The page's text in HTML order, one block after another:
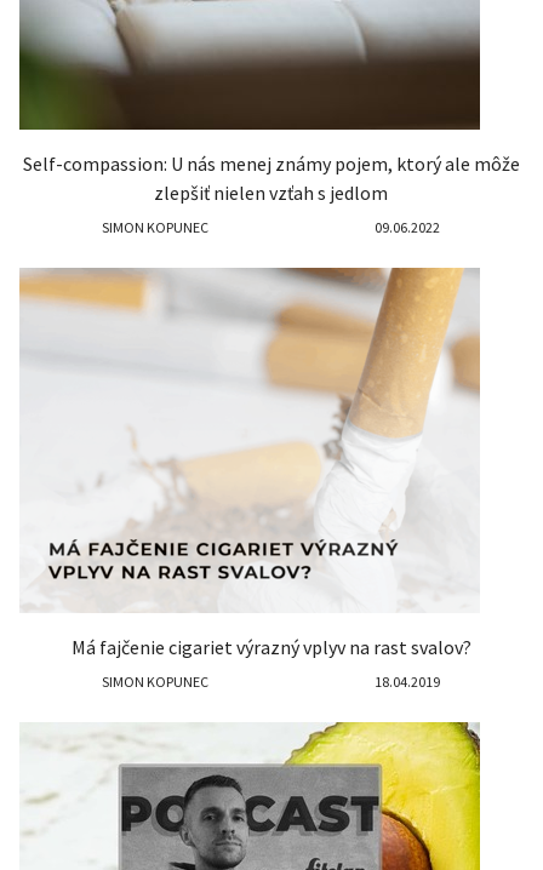
Self-compassion: U nás menej známy pojem, ktorý ale môže
zlepšiť nielen vzťah s jedlom
SIMON KOPUNEC 09.06.2022
Má fajčenie cigariet výrazný vplyv na rast svalov?
SIMON KOPUNEC 18.04.2019